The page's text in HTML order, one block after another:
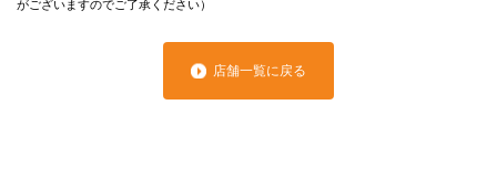
がございますのでご了承ください）
店舗一覧に戻る